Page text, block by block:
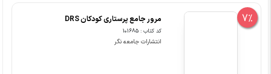
7% مرور جامع پرستاری کودکان DRS
کد کتاب : 101685
انتشارات جامعه نگر